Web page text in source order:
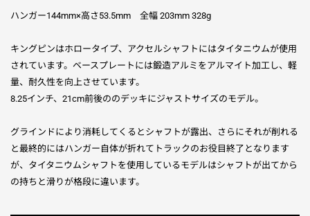
ハンガー144mm×高さ53.5mm 全幅 203mm 328g
キングピンはホロータイプ、アクセルシャフトにはタイタニウムが使用
されています。ベースプレートには鍛造アルミをアルマイト加工し、軽
量、耐久性を向上させています。
8.25インチ、21cm前後ののデッキにジャストサイズのモデル。
グラインドにより消耗してくるとシャフトが露出、さらにそれが削れる
と最終的にはハンガー自体が折れてトラックのお役目終了となります
が、タイタニウムシャフトを使用しているモデルはシャフトが出てから
の持ちと滑りが格段に違います。